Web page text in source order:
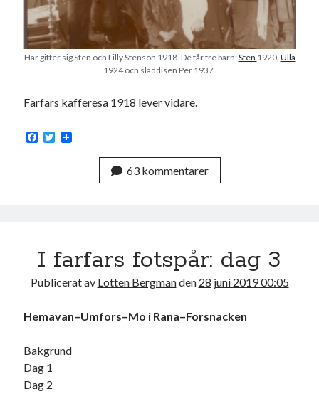
Här gifter sig Sten och Lilly Stenson 1918. De får tre barn:Sten 1920, Ulla
1924 och sladdisen Per 1937.
Farfars kafferesa 1918 lever vidare.
F
T
63 kommentarer
I farfars fotspår: dag 3
Publicerat av Lotten Bergmanden 28 juni 2019 00:05
Hemavan–Umfors–Mo i Rana–Forsnacken
Bakgrund
Dag 1
Dag 2